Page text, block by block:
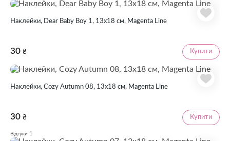
Наклейки, Dear Baby Boy 1, 13х18 см, Magenta Line
30 ₴ Купити
Наклейки, Cozy Autumn 08, 13х18 см, Magenta Line
30 ₴ Купити
Відгуки 1